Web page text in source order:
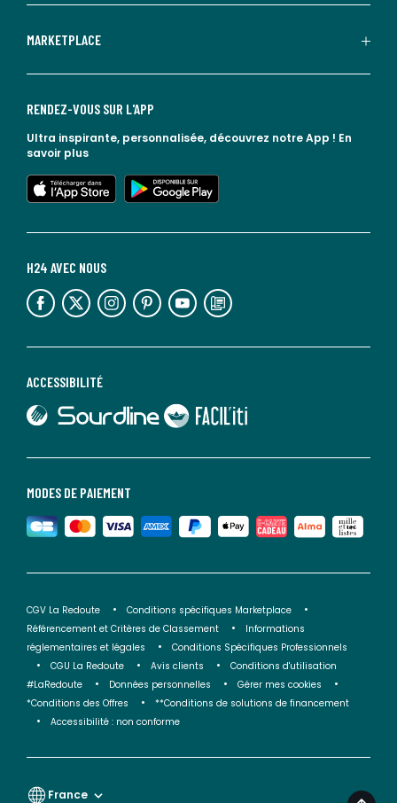
MARKETPLACE
MODES DE PAIEMENT
ACCESSIBILITÉ
lien vers Sourdline
lien vers Faciliti
H24 AVEC NOUS
lien vers l'espace réseaux sociaux lien vers l'espace réseaux sociaux lien vers l'espace réseaux sociaux lien vers l'espace réseaux sociaux lien vers l'espace réseaux sociaux lien vers le blog la redoute
RENDEZ-VOUS SUR L'APP
Ultra inspirante, personnalisée, découvrez notre App ! En
savoir plus
lien vers l'app store
lien vers google play
CGV La Redoute
Conditions spécifiques Marketplace
Référencement et Critères de Classement
Informations
réglementaires et légales
Conditions Spécifiques Professionnels
CGU La Redoute
Avis clients
Conditions d'utilisation
#LaRedoute
Données personnelles
Gérer mes cookies
*Conditions des Offres
**Conditions de solutions de financement
Accessibilité : non conforme
France